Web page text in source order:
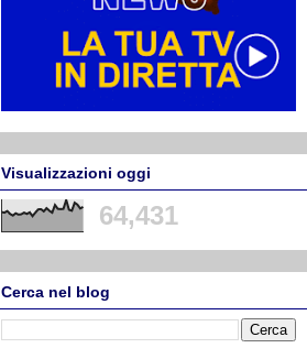
Visualizzazioni oggi
64,431
Cerca nel blog